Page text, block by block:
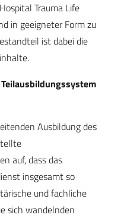
Trauma Life
in geeigneter Form zu
ist dabei die
Ausbildung des
auf, dass das
insgesamt so
und fachliche
sich wandelnden